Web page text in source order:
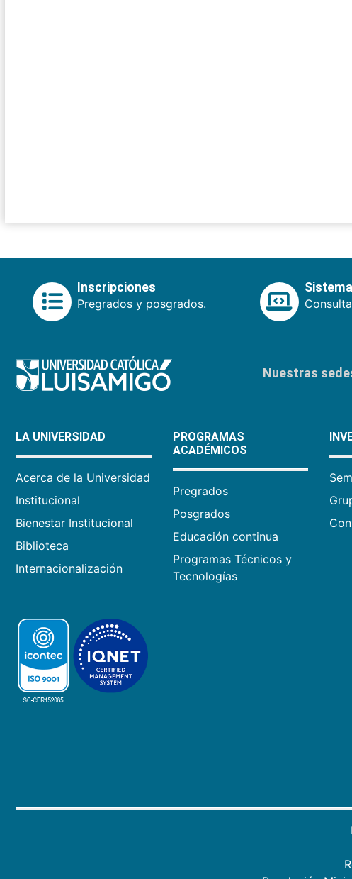
Inscripciones
Pregrados y posgrados.
Nuestras
LA UNIVERSIDAD
Acerca de la Universidad
Institucional
Bienestar Institucional
Biblioteca
Internacionalización
PROGRAMAS
ACADÉMICOS
Pregrados
Posgrados
Educación continua
Programas Técnicos y
Tecnologías